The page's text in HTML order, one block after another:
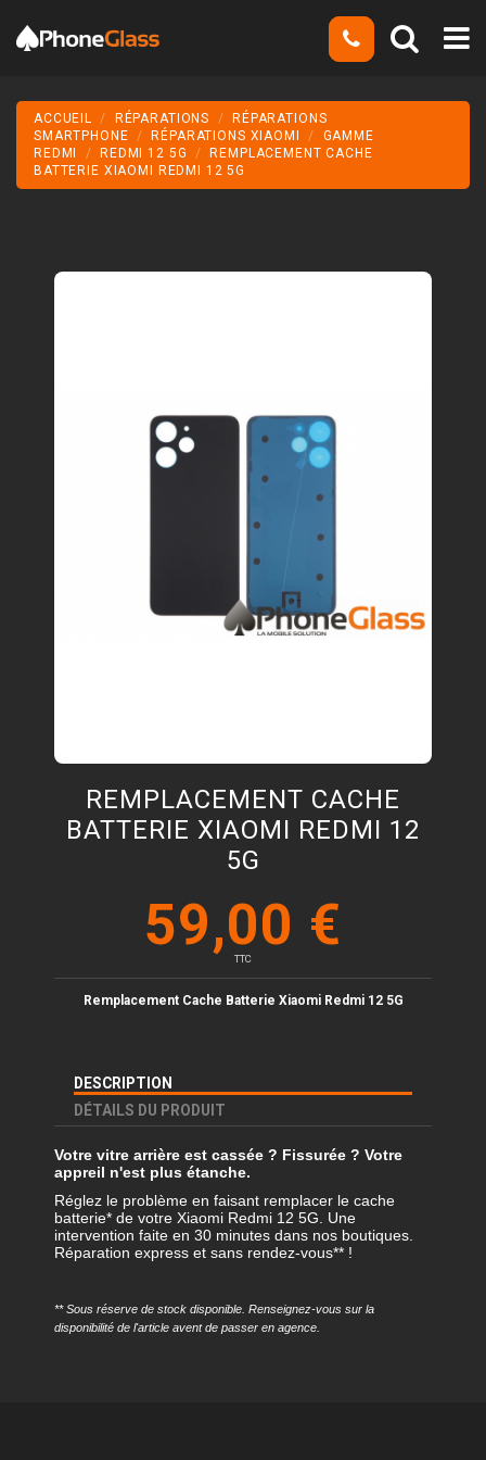
ACCUEIL RÉPARATIONS
RÉPARATIONS
SMARTPHONE
RÉPARATIONS XIAOMI
GAMME
REDMI
REDMI 12 5G
REMPLACEMENT CACHE
BATTERIE XIAOMI REDMI 12 5G
REMPLACEMENT CACHE
BATTERIE XIAOMI REDMI 12
5G
59,00 €
TTC
Remplacement Cache Batterie Xiaomi Redmi 12 5G
DESCRIPTION
DÉTAILS DU PRODUIT
Votre vitre arrière est cassée ? Fissurée ? Votre
appreil n'est plus étanche.
Réglez le problème en faisant remplacer le cache
batterie* de votre Xiaomi Redmi 12 5G. Une
intervention faite en 30 minutes dans nos boutiques.
Réparation express et sans rendez-vous** !
** Sous réserve de stock disponible. Renseignez-vous sur la
disponibilité de l'article avent de passer en agence.